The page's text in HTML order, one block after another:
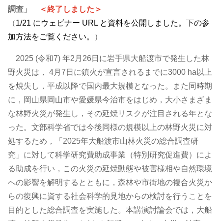
調査」
＜終了しました＞
（1/21 にウェビナー URL と資料を公開しました。下の参
加方法をご覧ください。
）
2025 (令和7) 年2月26日に岩手県大船渡市で発生した林
野火災は， 4月7日に鎮火が宣言されるまでに3000 ha以上
を焼失し，平成以降で国内最大規模となった。また同時期
に，岡山県岡山市や愛媛県今治市をはじめ，大小さまざま
な林野火災が発生し，その延焼リスクが注目される年とな
った。文部科学省では今後同様の規模以上の林野火災に対
処するため，「2025年大船渡市山林火災の総合調査研
究」に対して科学研究費助成事業（特別研究促進費）によ
る助成を行い，この火災の延焼動態や被害様相や自然環境
への影響を解明するとともに，森林や市街地の複合火災か
らの復興に資する社会科学的見地からの検討を行うことを
目的とした総合調査を実施した。本講演討論会では，大船